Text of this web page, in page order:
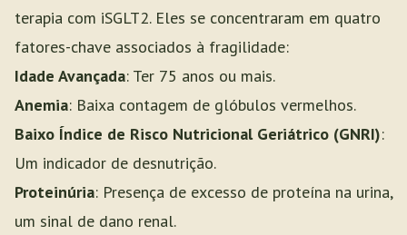
terapia com iSGLT2. Eles se concentraram em quatro
fatores-chave associados à fragilidade:
Idade Avançada: Ter 75 anos ou mais.
Anemia: Baixa contagem de glóbulos vermelhos.
Baixo Índice de Risco Nutricional Geriátrico (GNRI):
Um indicador de desnutrição.
Proteinúria: Presença de excesso de proteína na urina,
um sinal de dano renal.